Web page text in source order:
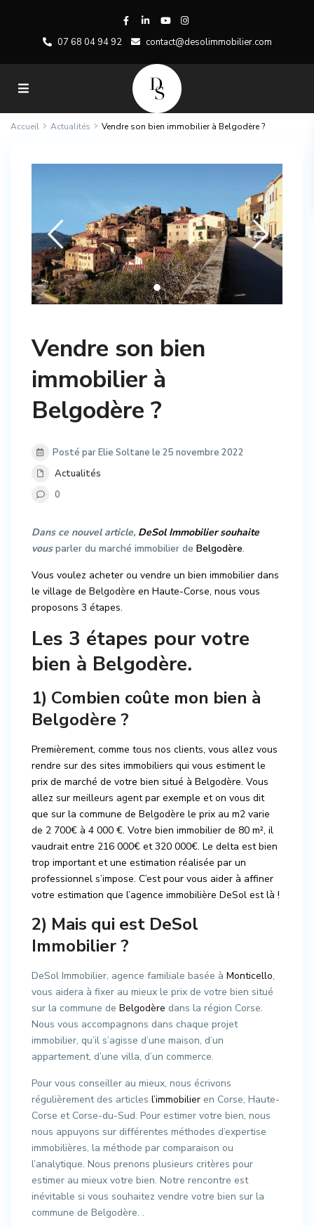
07 68 04 94 92 contact@desolimmobilier.com
Accueil Actualités Vendre son bien immobilier à Belgodère ?
Vendre son bien
immobilier à
Belgodère ?
Posté par Elie Soltane le 25 novembre 2022
Actualités
0
Dans ce nouvel article, DeSol Immobilier souhaite
vousparler du marché immobilier de Belgodère.
Vous voulez acheter ou vendre un bien immobilier dans
le village de Belgodère en Haute-Corse, nous vous
proposons 3 étapes.
Les 3 étapes pour votre
bien à Belgodère.
1) Combien coûte mon bien à
Belgodère ?
Premièrement, comme tous nos clients, vous allez vous
rendre sur des sites immobiliers qui vous estiment le
prix de marché de votre bien situé à Belgodère. Vous
allez sur meilleurs agentpar exemple et on vous dit
que sur la commune de Belgodère le prix au m2 varie
de 2 700€ à 4 000 €. Votre bien immobilier de 80 m², il
vaudrait entre 216 000€ et 320 000€. Le delta est bien
trop important et une estimation réalisée par un
professionnel s’impose. C’est pour vous aider à affiner
votre estimation que l’agence immobilière DeSol est là !
2) Mais qui est DeSol
Immobilier?
DeSol Immobilier, agence familiale basée à Monticello,
vous aidera à fixer au mieux le prix de votre bien situé
sur la commune de Belgodère dans la région Corse.
Nous vous accompagnons dans chaque projet
immobilier, qu’il s’agisse d’une maison, d’un
appartement, d’une villa, d’un commerce.
Pour vous conseiller au mieux, nous écrivons
régulièrement des articles l’immobilier en Corse, Haute-
Corse et Corse-du-Sud. Pour estimer votre bien, nous
nous appuyons sur différentes méthodes d’expertise
immobilières, la méthode par comparaison ou
l’analytique. Nous prenons plusieurs critères pour
estimer au mieux votre bien. Notre rencontre est
inévitable si vous souhaitez vendre votre bien sur la
commune de Belgodère. .